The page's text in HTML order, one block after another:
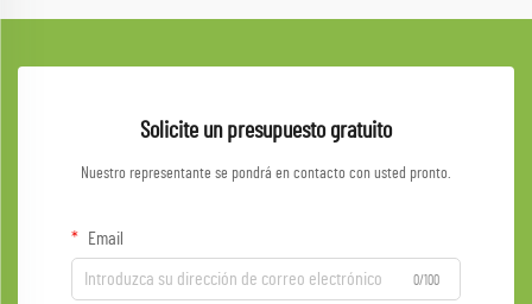
Solicite un presupuesto gratuito
Nuestro representante se pondrá en contacto con usted pronto.
Email
0/100